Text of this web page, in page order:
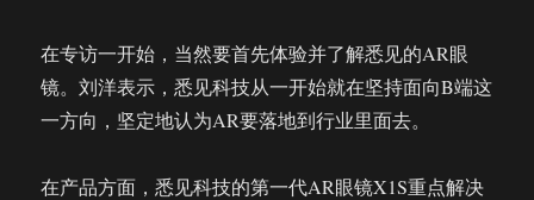
在专访一开始，当然要首先体验并了解悉见的AR眼
镜。刘洋表示，悉见科技从一开始就在坚持面向B端这
一方向，坚定地认为AR要落地到行业里面去。
在产品方面，悉见科技的第一代AR眼镜X1S重点解决